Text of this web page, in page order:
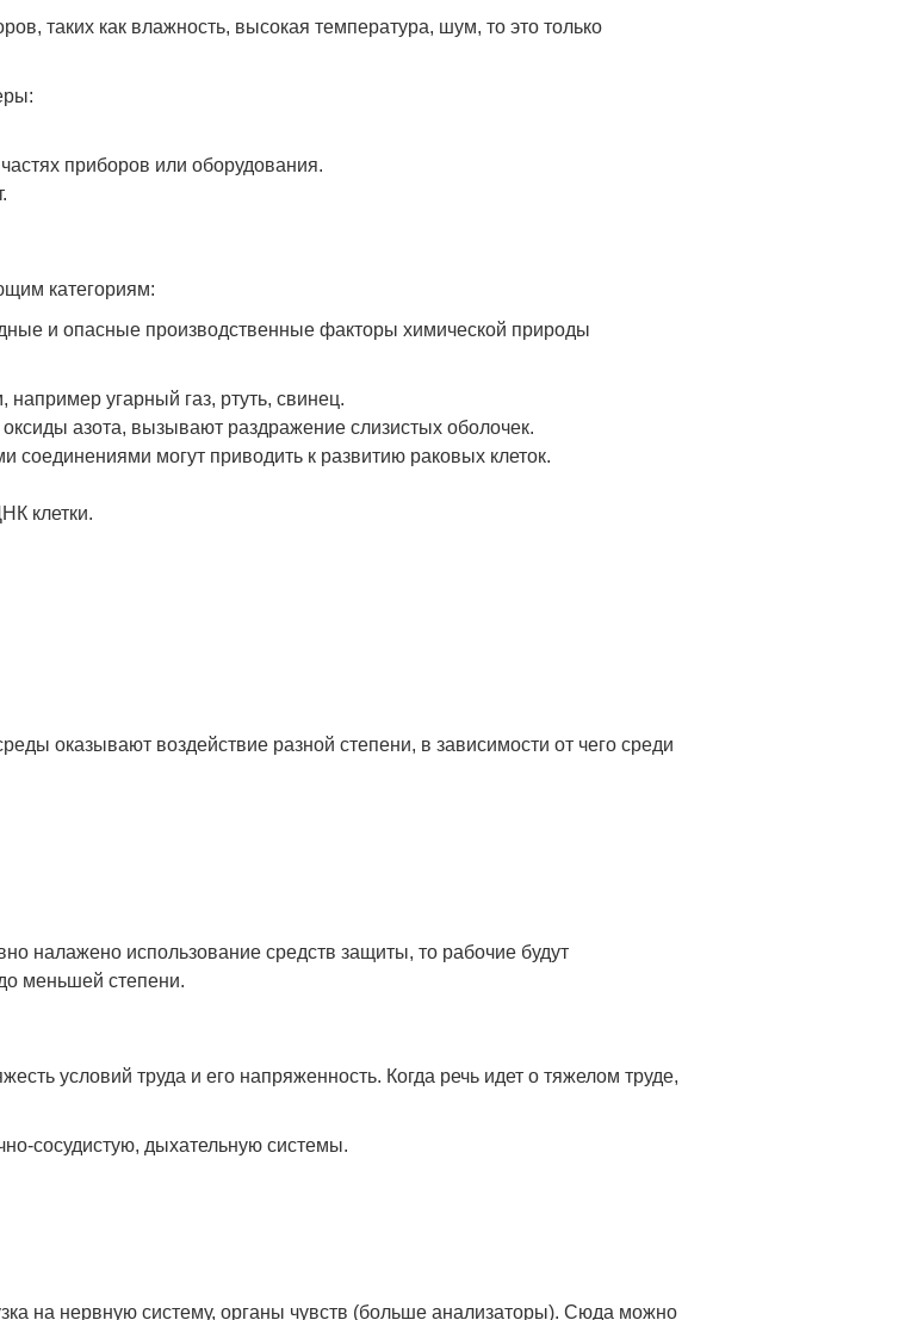
таких как влажность, высокая температура, шум, то это только
приборов или оборудования.
категориям:
и опасные производственные факторы химической природы
угарный газ, ртуть, свинец.
азота, вызывают раздражение слизистых оболочек.
могут приводить к развитию раковых клеток.
клетки.
оказывают воздействие разной степени, в зависимости от чего среди
налажено использование средств защиты, то рабочие будут
меньшей степени.
условий труда и его напряженность. Когда речь идет о тяжелом труде,
сосудистую, дыхательную системы.
на нервную систему, органы чувств (больше анализаторы). Сюда можно